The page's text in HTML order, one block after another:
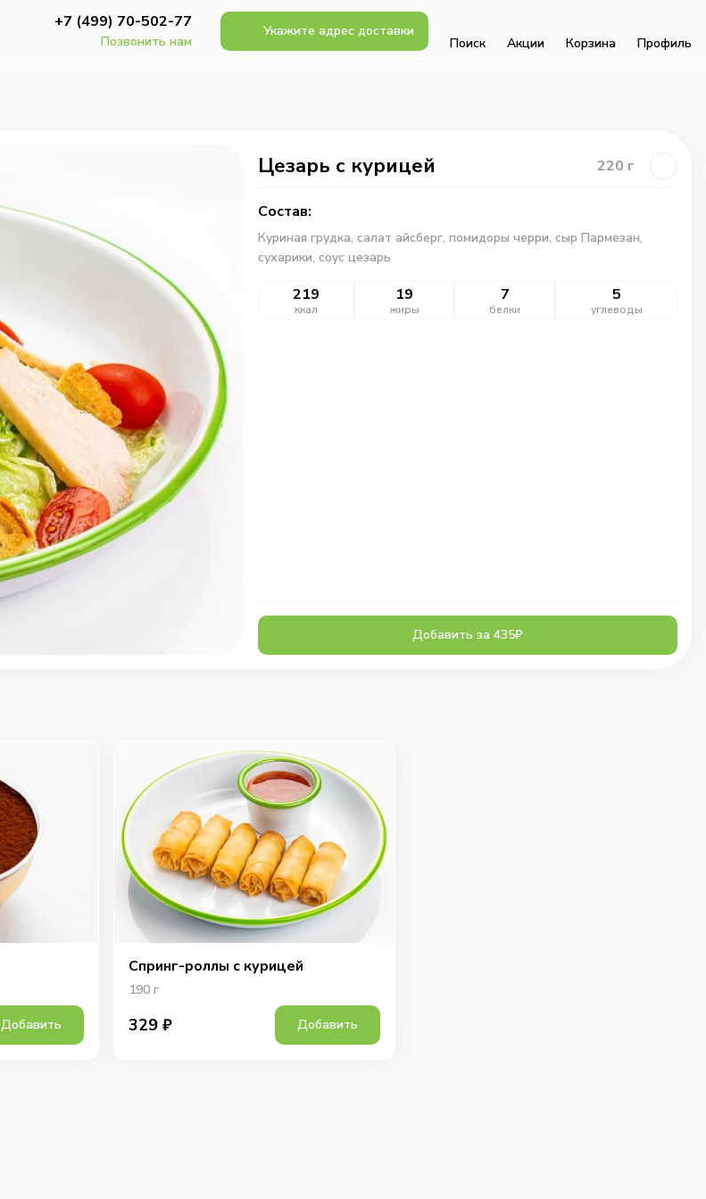
+7 (499) 70-502-77
Позвонить нам
Укажите адрес доставки
Поиск Акции Корзина Профиль
Цезарь с курицей 220 г
Состав:
Куриная грудка, салат айсберг, помидоры черри, сыр Пармезан,
сухарики, соус цезарь
219
ккал
19
жиры
7
белки
5
углеводы
Добавить за 435₽
Добавить
Спринг-роллы с курицей
190 г
329 ₽ Добавить